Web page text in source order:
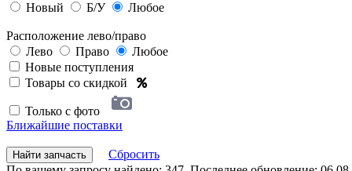
Новый
Б/У Любое
Расположение лево/право
Лево
Право
Любое
Новые поступления
Товары со скидкой
Только с фото
Ближайшие поставки
Найти запчасть
Сбросить